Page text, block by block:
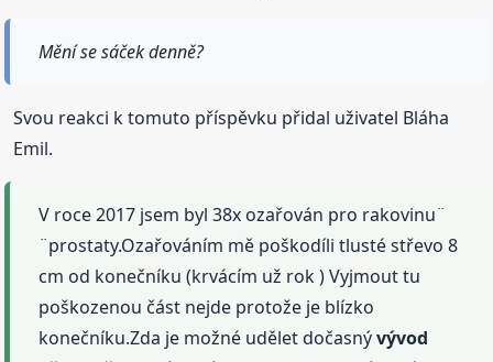
Mění se sáček denně?
Svou reakci k tomuto příspěvku přidal uživatel Bláha
Emil.
V roce 2017 jsem byl 38x ozařován pro rakovinu¨
¨prostaty.Ozařováním mě poškodíli tlusté střevo 8
cm od konečníku (krvácím už rok ) Vyjmout tu
poškozenou část nejde protože je blízko
konečníku.Zda je možné udělet dočasnývývod